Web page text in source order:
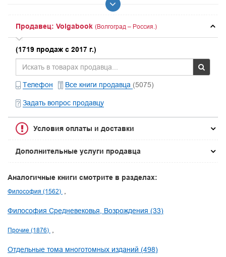
Продавец: Volgabook (Волгоград – Россия.)
(1719 продаж с 2017 г.)
Телефон Все книги продавца (5075)
Задать вопрос продавцу
Условия оплаты и доставки
Дополнительные услуги продавца
Аналогичные книги смотрите в разделах:
Философия (1562)
Философия Средневековья, Возрождения (33)
Прочие (1876)
Отдельные тома многотомных изданий (498)